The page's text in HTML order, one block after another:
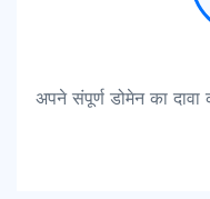
अपने संपूर्ण डोमेन का